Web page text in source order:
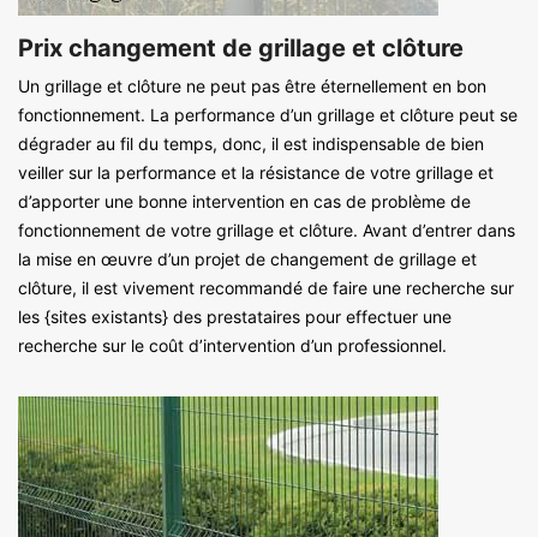
Prix changement de grillage et clôture
Un grillage et clôture ne peut pas être éternellement en bon
fonctionnement. La performance d’un grillage et clôture peut se
dégrader au fil du temps, donc, il est indispensable de bien
veiller sur la performance et la résistance de votre grillage et
d’apporter une bonne intervention en cas de problème de
fonctionnement de votre grillage et clôture. Avant d’entrer dans
la mise en œuvre d’un projet de changement de grillage et
clôture, il est vivement recommandé de faire une recherche sur
les {sites existants} des prestataires pour effectuer une
recherche sur le coût d’intervention d’un professionnel.